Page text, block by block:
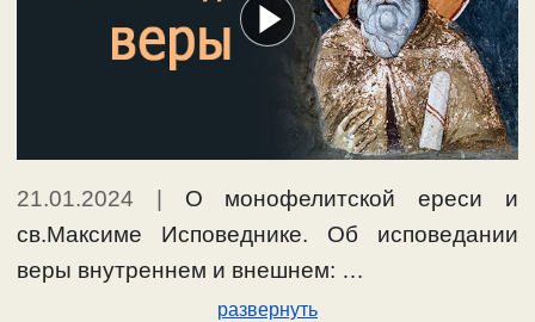
21.01.2024
О монофелитской ереси и
св.Максиме Исповеднике. Об исповедании
веры внутреннем и внешнем: …
развернуть